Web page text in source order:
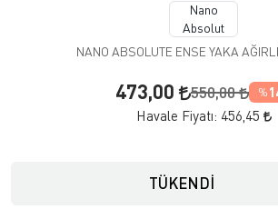
Nano
Absolut
NANO ABSOLUTE ENSE YAKA
473,00 550,00 %
Havale Fiyatı: 456,45
TÜKENDİ